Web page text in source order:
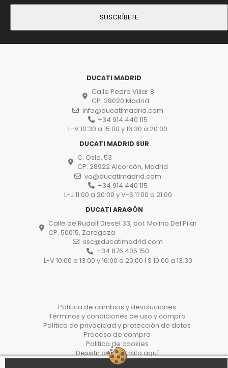
DUCATI MADRID
Calle Pedro Villar 8
CP. 28020 Madrid
info@ducatimadrid.com
+34 914 440 115
L-V 10:30 a 15:00 y 16:30 a 20:00
DUCATI MADRID SUR
C. Oslo, 53
CP. 28922 Alcorcón, Madrid
vo@ducatimadrid.com
+34 914 440 115
L-J 11:00 a 20:00 y V-S 11:00 a 21:00
DUCATI ARAGÓN
Calle de Rudolf Diesel 33, pol. Molino Del Pilar
CP. 50015, Zaragoza
ssc@ducatimadrid.com
+34 876 405 150
L-V 10:00 a 13:00 y 16:00 a 20:00 | S 10:00 a 13.30
Política de cambios y devoluciones
Términos y condiciones de uso y compra
Política de privacidad y protección de datos
Proceso de compra
Politica de cookies
Desistir del contrato aquí